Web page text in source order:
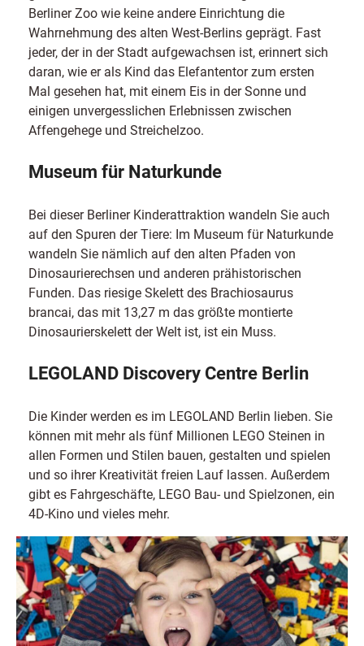
Berliner Zoo wie keine andere Einrichtung die
Wahrnehmung des alten West-Berlins geprägt. Fast
jeder, der in der Stadt aufgewachsen ist, erinnert sich
daran, wie er als Kind das Elefantentor zum ersten
Mal gesehen hat, mit einem Eis in der Sonne und
einigen unvergesslichen Erlebnissen zwischen
Affengehege und Streichelzoo.
Museum für Naturkunde
Bei dieser Berliner Kinderattraktion wandeln Sie auch
auf den Spuren der Tiere: Im Museum für Naturkunde
wandeln Sie nämlich auf den alten Pfaden von
Dinosaurierechsen und anderen prähistorischen
Funden. Das riesige Skelett des Brachiosaurus
brancai, das mit 13,27 m das größte montierte
Dinosaurierskelett der Welt ist, ist ein Muss.
LEGOLAND Discovery Centre Berlin
Die Kinder werden es im LEGOLAND Berlin lieben. Sie
können mit mehr als fünf Millionen LEGO Steinen in
allen Formen und Stilen bauen, gestalten und spielen
und so ihrer Kreativität freien Lauf lassen. Außerdem
gibt es Fahrgeschäfte, LEGO Bau- und Spielzonen, ein
4D-Kino und vieles mehr.